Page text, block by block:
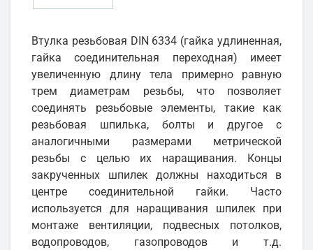
Втулка резьбовая DIN 6334 (гайка удлиненная,
гайка соединительная переходная) имеет
увеличенную длину тела примерно равную
трем диаметрам резьбы, что позволяет
соединять резьбовые элементы, такие как
резьбовая шпилька, болты и другое с
аналогичными размерами метрической
резьбы с целью их наращивания. Концы
закрученных шпилек должны находиться в
центре соединительной гайки. Часто
используется для наращивания шпилек при
монтаже вентиляции, подвесных потолков,
водопроводов, газопроводов и т.д.